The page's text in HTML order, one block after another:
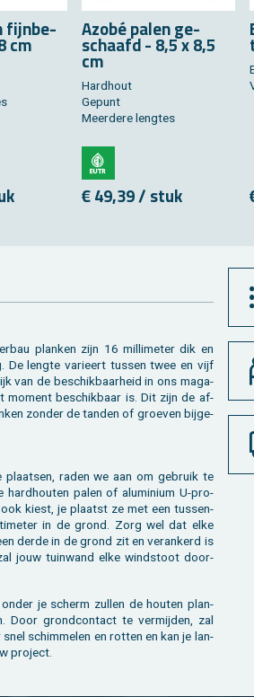
fijn­be­
cm
Azobé palen ge­
schaafd - 8,5 x 8,5
cm
Hard­hout
Ge­punt
Meer­de­re leng­tes
€ 49,39 / stuk
plan­ken zijn 16 mil­li­me­ter dik en
De leng­te va­ri­eert tus­sen twee en vijf
van de be­schik­baar­heid in ons ma­ga­
mo­ment be­schik­baar is. Dit zijn de af­
zon­der de tan­den of groe­ven bij­ge­
plaat­sen, raden we aan om ge­bruik te
hard­hou­ten palen of alu­mi­ni­um U-pro­
ook kiest, je plaatst ze met een tus­sen­
derde in de grond zit en ver­an­kerd is
jouw tuin­wand elke wind­stoot door­
je scherm zul­len de hou­ten plan­
Door grond­con­tact te ver­mij­den, zal
schim­me­len en rot­ten en kan je lan­
pro­ject.